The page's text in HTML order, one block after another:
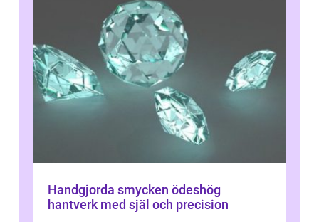
Handgjorda smycken ödeshög
hantverk med själ och precision